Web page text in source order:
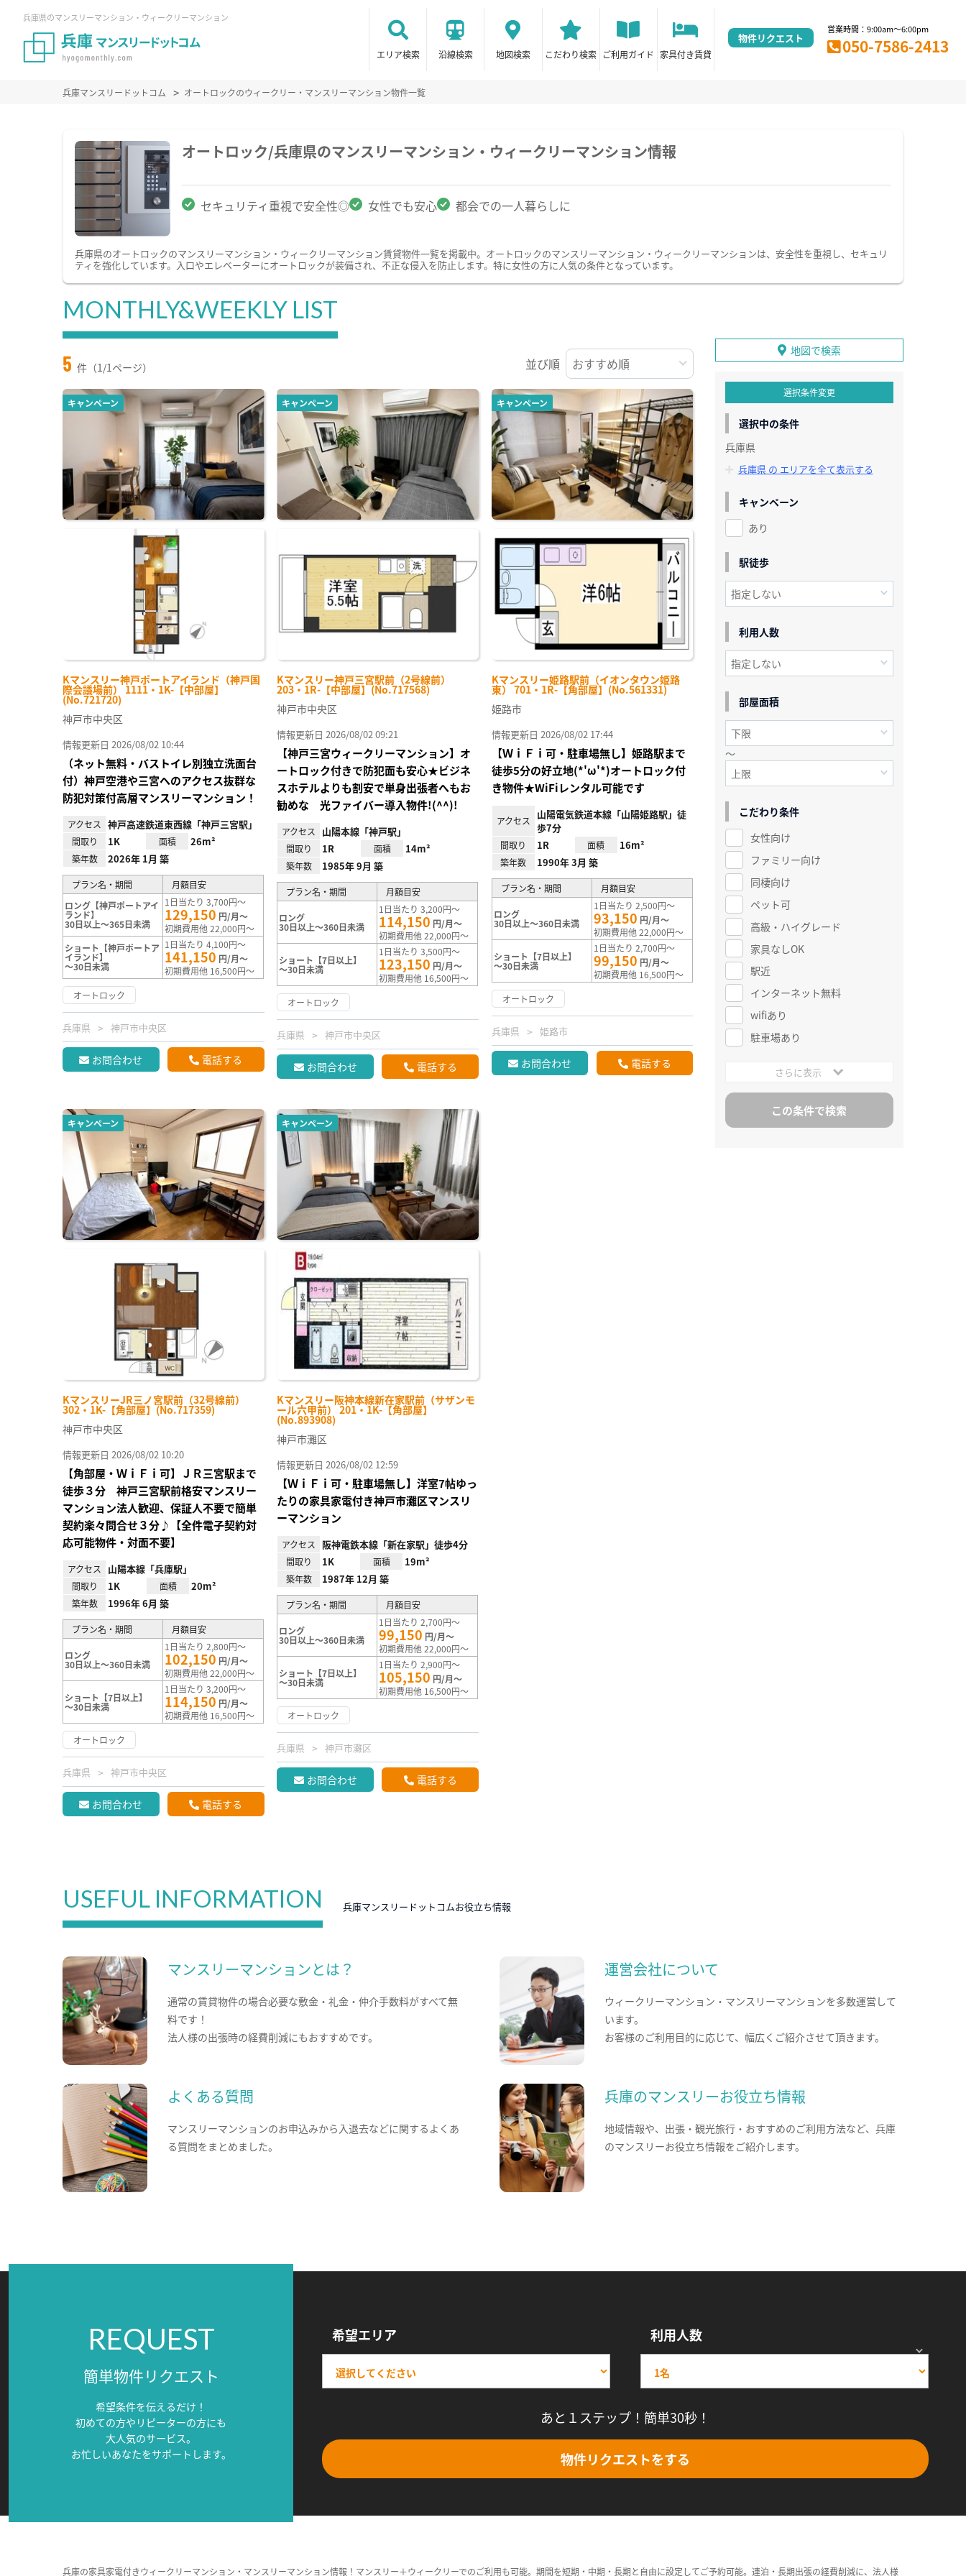
兵庫県のマンスリーマンション・ウィークリーマンション
エリア検索 沿線検索 地図検索 こだわり検索 ご利用ガイド 家具付き賃貸
物件リクエスト
営業時間：9:00am～6:00pm
050-7586-2413
兵庫マンスリードットコム オートロックのウィークリー・マンスリーマンション物件一覧
オートロック/兵庫県のマンスリーマンション・ウィークリーマンション情報
セキュリティ重視で安全性◎ 女性でも安心 都会での一人暮らしに
兵庫県のオートロックのマンスリーマンション・ウィークリーマンション賃貸物件一覧を掲載中。オートロックのマンスリーマンション・ウィークリーマンションは、安全性を重視し、セキュリ
ティを強化しています。入口やエレベーターにオートロックが装備され、不正な侵入を防止します。特に女性の方に人気の条件となっています。
MONTHLY&WEEKLY LIST
5 件（1/1ページ） 並び順
キャンペーン
Kマンスリー神戸ポートアイランド（神戸国
際会議場前） 1111・1K-【中部屋】
(No.721720)
神戸市中央区
情報更新日 2026/08/02 10:44
（ネット無料・バストイレ別独立洗面台
付）神戸空港や三宮へのアクセス抜群な
防犯対策付高層マンスリーマンション！
アクセス 神戸高速鉄道東西線「神戸三宮駅」
間取り 1K 面積 26m²
築年数 2026年 1月 築
プラン名・期間
月額目安
ロング【神戸ポートアイ
ランド】
30日以上～365日未満
1日当たり 3,700円～
129,150 円/月～
初期費用他 22,000円～
ショート【神戸ポートア
イランド】
～30日未満
1日当たり 4,100円～
141,150 円/月～
初期費用他 16,500円～
オートロック
兵庫県 神戸市中央区
お問合わせ 電話する
キャンペーン
Kマンスリー神戸三宮駅前（2号線前）
203・1R-【中部屋】(No.717568)
神戸市中央区
情報更新日 2026/08/02 09:21
【神戸三宮ウィークリーマンション】オ
ートロック付きで防犯面も安心★ビジネ
スホテルよりも割安で単身出張者へもお
勧めな 光ファイバー導入物件!(^^)!
アクセス 山陽本線「神戸駅」
間取り 1R 面積 14m²
築年数 1985年 9月 築
プラン名・期間 月額目安
ロング
30日以上～360日未満
1日当たり 3,200円～
114,150 円/月～
初期費用他 22,000円～
ショート【7日以上】
～30日未満
1日当たり 3,500円～
123,150 円/月～
初期費用他 16,500円～
オートロック
兵庫県 神戸市中央区
お問合わせ 電話する
キャンペーン
Kマンスリー姫路駅前（イオンタウン姫路
東） 701・1R-【角部屋】(No.561331)
姫路市
情報更新日 2026/08/02 17:44
【ＷｉＦｉ可・駐車場無し】姫路駅まで
徒歩5分の好立地(*'ω'*)オートロック付
き物件★WiFiレンタル可能です
アクセス
山陽電気鉄道本線「山陽姫路駅」徒
歩7分
間取り 1R 面積 16m²
築年数 1990年 3月 築
プラン名・期間 月額目安
ロング
30日以上～360日未満
1日当たり 2,500円～
93,150 円/月～
初期費用他 22,000円～
ショート【7日以上】
～30日未満
1日当たり 2,700円～
99,150 円/月～
初期費用他 16,500円～
オートロック
兵庫県 姫路市
お問合わせ 電話する
キャンペーン
KマンスリーJR三ノ宮駅前（32号線前）
302・1K-【角部屋】(No.717359)
神戸市中央区
情報更新日 2026/08/02 10:20
【角部屋・ＷｉＦｉ可】ＪＲ三宮駅まで
徒歩３分 神戸三宮駅前格安マンスリー
マンション法人歓迎、保証人不要で簡単
契約楽々問合せ３分♪【全件電子契約対
応可能物件・対面不要】
アクセス 山陽本線「兵庫駅」
間取り 1K 面積 20m²
築年数 1996年 6月 築
プラン名・期間 月額目安
ロング
30日以上～360日未満
1日当たり 2,800円～
102,150 円/月～
初期費用他 22,000円～
ショート【7日以上】
～30日未満
1日当たり 3,200円～
114,150 円/月～
初期費用他 16,500円～
オートロック
兵庫県 神戸市中央区
お問合わせ 電話する
キャンペーン
Kマンスリー阪神本線新在家駅前（サザンモ
ール六甲前） 201・1K-【角部屋】
(No.893908)
神戸市灘区
情報更新日 2026/08/02 12:59
【ＷｉＦｉ可・駐車場無し】洋室7帖ゆっ
たりの家具家電付き神戸市灘区マンスリ
ーマンション
アクセス 阪神電鉄本線「新在家駅」徒歩4分
間取り 1K 面積 19m²
築年数 1987年 12月 築
プラン名・期間 月額目安
ロング
30日以上～360日未満
1日当たり 2,700円～
99,150 円/月～
初期費用他 22,000円～
ショート【7日以上】
～30日未満
1日当たり 2,900円～
105,150 円/月～
初期費用他 16,500円～
オートロック
兵庫県 神戸市灘区
お問合わせ 電話する
地図で検索
選択条件変更
選択中の条件
兵庫県
兵庫県 の エリアを全て表示する
キャンペーン
あり
駅徒歩
利用人数
部屋面積
～
こだわり条件
女性向け
ファミリー向け
同棲向け
ペット可
高級・ハイグレード
家具なしOK
駅近
インターネット無料
wifiあり
駐車場あり
さらに表示
USEFUL INFORMATION 兵庫マンスリードットコムお役立ち情報
マンスリーマンションとは？
通常の賃貸物件の場合必要な敷金・礼金・仲介手数料がすべて無
料です！
法人様の出張時の経費削減にもおすすめです。
運営会社について
ウィークリーマンション・マンスリーマンションを多数運営して
います。
お客様のご利用目的に応じて、幅広くご紹介させて頂きます。
よくある質問
マンスリーマンションのお申込みから入退去などに関するよくあ
る質問をまとめました。
兵庫のマンスリーお役立ち情報
地域情報や、出張・観光旅行・おすすめのご利用方法など、兵庫
のマンスリーお役立ち情報をご紹介します。
REQUEST
簡単物件リクエスト
希望条件を伝えるだけ！
初めての方やリピーターの方にも
大人気のサービス。
お忙しいあなたをサポートします。
希望エリア 利用人数
あと１ステップ！簡単30秒！
物件リクエストをする
兵庫の家具家電付きウィークリーマンション・マンスリーマンション情報！マンスリー＋ウィークリーでのご利用も可能。期間を短期・中期・長期と自由に設定してご予約可能。連泊・長期出張の経費削減に、法人様